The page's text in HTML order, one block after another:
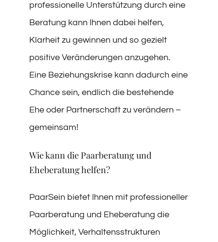
professionelle Unterstützung durch eine
Beratung kann Ihnen dabei helfen,
Klarheit zu gewinnen und so gezielt
positive Veränderungen anzugehen.
Eine Beziehungskrise kann dadurch eine
Chance sein, endlich die bestehende
Ehe oder Partnerschaft zu verändern –
gemeinsam!
Wie kann die Paarberatung und
Eheberatung helfen?
PaarSein bietet Ihnen mit professioneller
Paarberatung und Eheberatung die
Möglichkeit, Verhaltensstrukturen